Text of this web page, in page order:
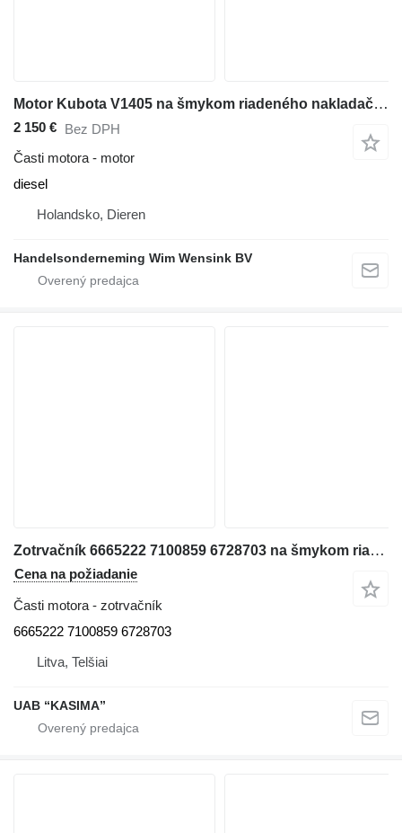
Motor Kubota V1405 na šmykom riadeného nakladača Bobcat S 100
2 150 € Bez DPH
Časti motora - motor
diesel
Holandsko, Dieren
Handelsonderneming Wim Wensink BV
Zotrvačník 6665222 7100859 6728703 na šmykom riadeného nakladača Bobcat S220
Cena na požiadanie
Časti motora - zotrvačník
6665222 7100859 6728703
Litva, Telšiai
UAB “KASIMA”